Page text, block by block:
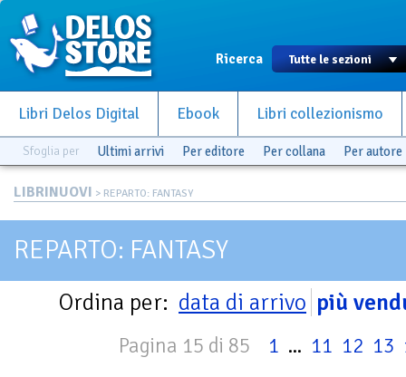
Ricerca
Libri Delos Digital Ebook Libri collezionismo
Sfoglia per Ultimi arrivi Per editore Per collana Per autore
LIBRINUOVI > REPARTO: FANTASY
REPARTO: FANTASY
Ordina per: data di arrivo più
Pagina 15 di 85 1 ... 11 12 13